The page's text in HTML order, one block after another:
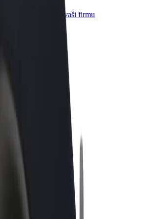
Boltu přesně pro vaši firmu
OÜ